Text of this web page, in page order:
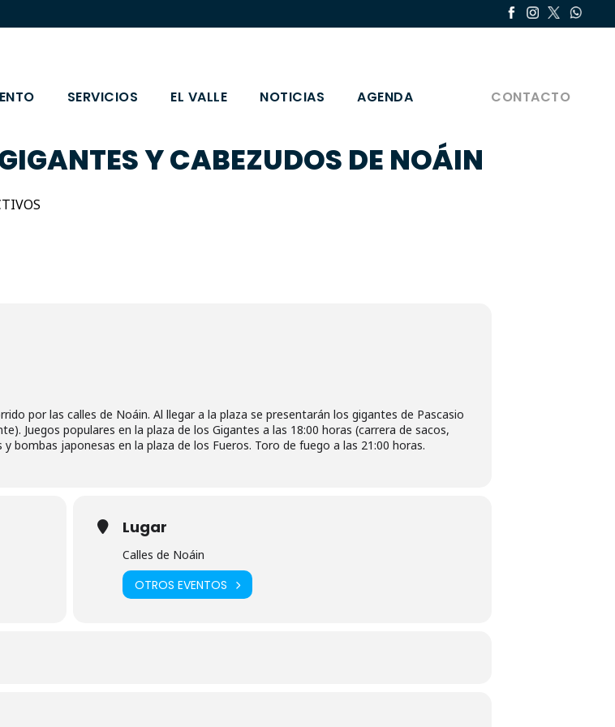
SERVICIOS EL VALLE NOTICIAS AGENDA CONTACTO
Y CABEZUDOS DE NOÁIN
por las calles de Noáin. Al llegar a la plaza se presentarán los gigantes de Pascasio
Juegos populares en la plaza de los Gigantes a las 18:00 horas (carrera de sacos,
bombas japonesas en la plaza de los Fueros. Toro de fuego a las 21:00 horas.
Lugar
Calles de Noáin
OTROS EVENTOS